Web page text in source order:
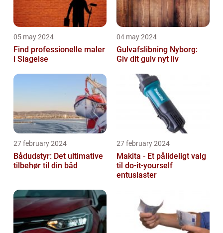
05 may 2024
Find professionelle maler
i Slagelse
04 may 2024
Gulvafslibning Nyborg:
Giv dit gulv nyt liv
27 february 2024
Bådudstyr: Det ultimative
tilbehør til din båd
27 february 2024
Makita - Et pålideligt valg
til do-it-yourself
entusiaster